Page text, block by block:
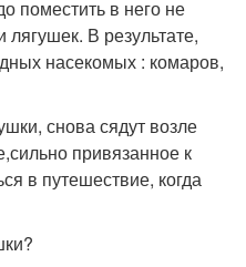
поместить в него не
В результате,
насекомых : комаров,
снова сядут возле
привязанное к
в путешествие, когда